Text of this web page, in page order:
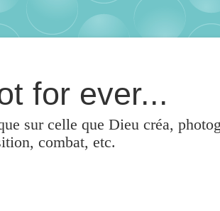
for ever...
sur celle que Dieu créa,
combat, etc.